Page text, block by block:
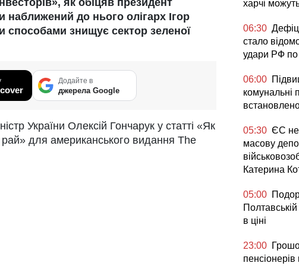
до нього олігарх Ігор
знищує сектор зеленої
Додайте в
джерела Google
України Олексій Гончарук у статті «Як
рай» для американського видання The
харчі
06:30
стало
удари РФ по
06:00
комунальні
05:30 ЄС не
масову
Катерина
05:00
в ціні
23:00